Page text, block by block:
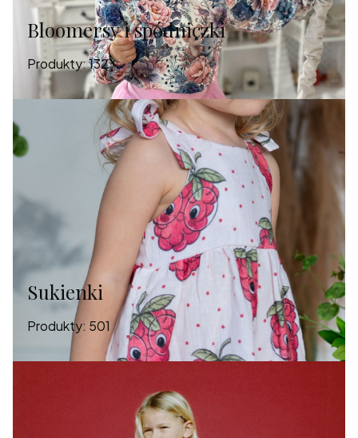
Bloomersy i spódniczki
Produkty:132
Sukienki
Produkty: 501